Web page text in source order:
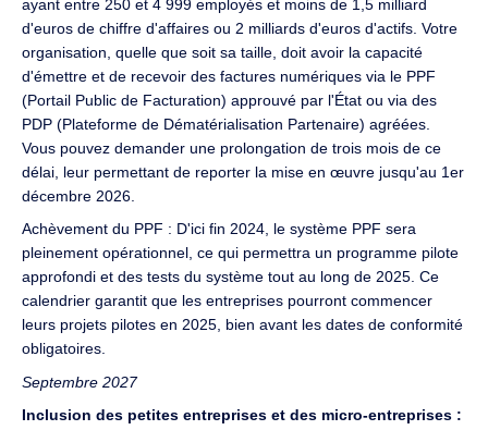
ayant entre 250 et 4 999 employés et moins de 1,5 milliard
d'euros de chiffre d'affaires ou 2 milliards d'euros d'actifs. Votre
organisation, quelle que soit sa taille, doit avoir la capacité
d'émettre et de recevoir des factures numériques via le PPF
(Portail Public de Facturation) approuvé par l'État ou via des
PDP (Plateforme de Dématérialisation Partenaire) agréées.
Vous pouvez demander une prolongation de trois mois de ce
délai, leur permettant de reporter la mise en œuvre jusqu'au 1er
décembre 2026.
Achèvement du PPF : D'ici fin 2024, le système PPF sera
pleinement opérationnel, ce qui permettra un programme pilote
approfondi et des tests du système tout au long de 2025. Ce
calendrier garantit que les entreprises pourront commencer
leurs projets pilotes en 2025, bien avant les dates de conformité
obligatoires.
Septembre 2027
Inclusion des petites entreprises et des micro-entreprises :